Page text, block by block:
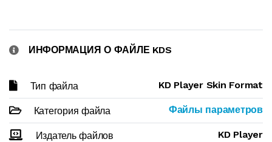
ИНФОРМАЦИЯ О ФАЙЛЕ KDS
Тип файла KD Player Skin Format
Категория файла Файлы параметров
Издатель файлов KD Player